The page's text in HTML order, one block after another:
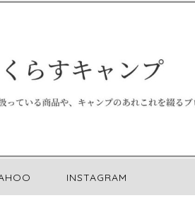
INSTAGRAM